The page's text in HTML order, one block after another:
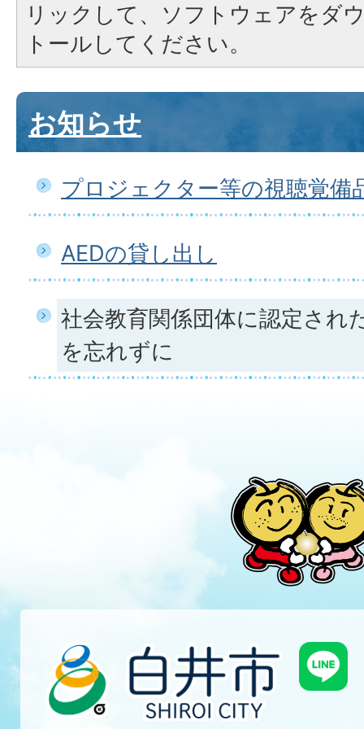
リックして、ソフトウェアをダ
トールしてください。
お知らせ
プロジェクター等の視聴覚備
AEDの貸し出し
社会教育関係団体に認定され
を忘れずに